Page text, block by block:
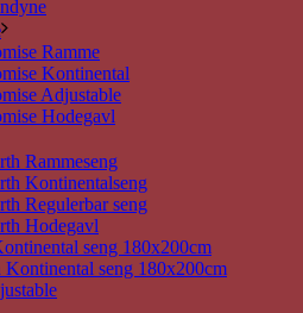
Ramme
Kontinental
Adjustable
Hodegavl
Rammeseng
Kontinentalseng
Regulerbar seng
Hodegavl
seng 180x200cm
Kontinental seng 180x200cm